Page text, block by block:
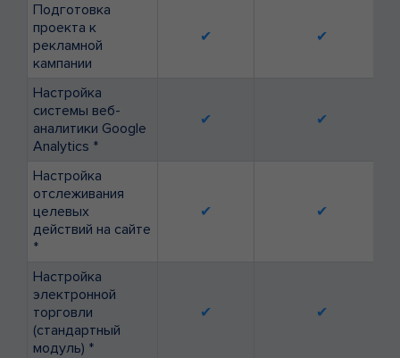
Подготовка
проекта к
рекламной
кампании
✔ ✔
Настройка
системы веб-
аналитики Google
Analytics *
✔ ✔
Настройка
отслеживания
целевых
действий на сайте
*
✔ ✔
Настройка
электронной
торговли
(стандартный
модуль) *
✔ ✔